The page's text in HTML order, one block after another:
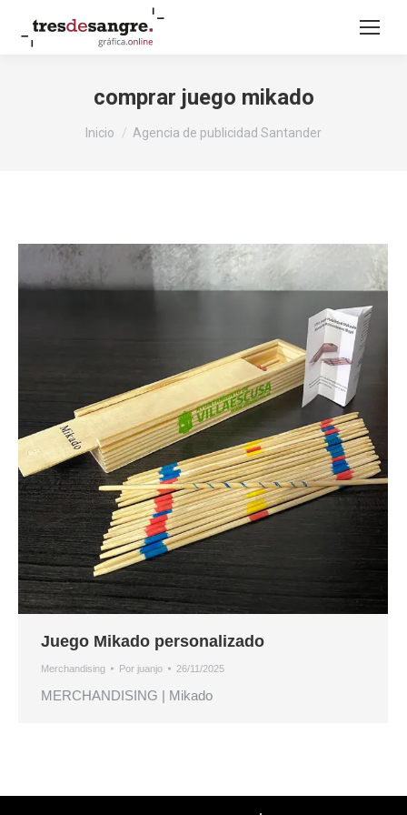
comprar juego mikado
Inicio Agencia de publicidad Santander
Juego Mikado personalizado
Merchandising Por juanjo 26/11/2025
MERCHANDISING | Mikado